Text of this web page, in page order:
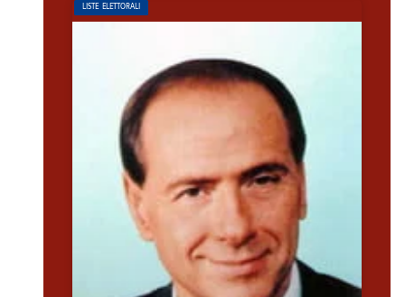
LISTE ELETTORALI